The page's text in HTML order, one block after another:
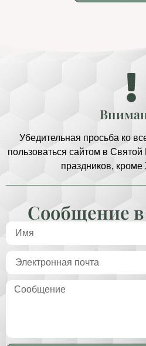
Убедительная просьба ко
пользоваться сайтом в
праздников,
Сообщение